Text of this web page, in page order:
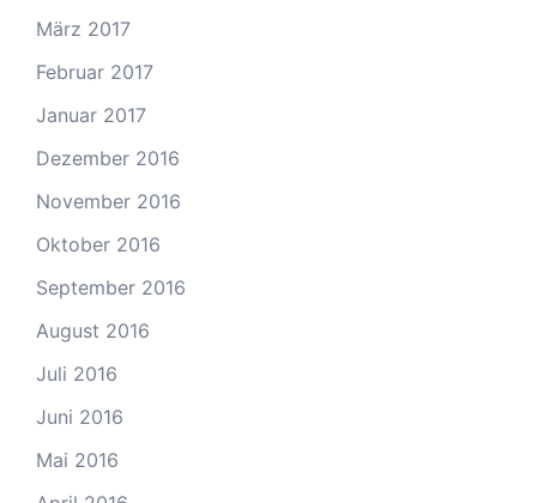
März 2017
Februar 2017
Januar 2017
Dezember 2016
November 2016
Oktober 2016
September 2016
August 2016
Juli 2016
Juni 2016
Mai 2016